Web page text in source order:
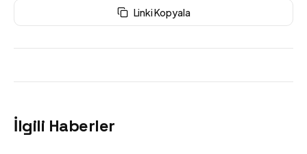
Linki Kopyala
İlgili Haberler